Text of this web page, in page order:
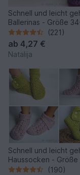
Schnell und leicht
Ballerinas - Größe
(221)
ab 4,27 €
Natalija
Schnell und leicht
Haussocken - Größe
(190)